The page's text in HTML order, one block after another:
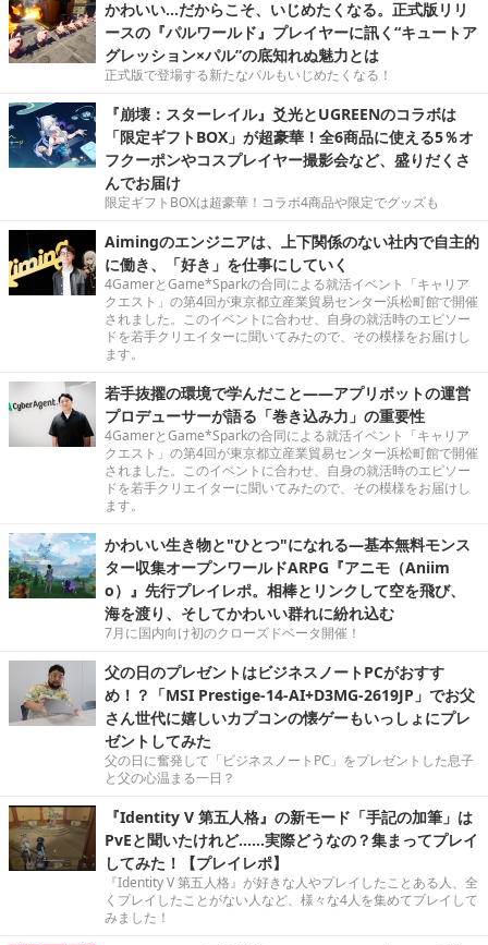
かわいい…だからこそ、いじめたくなる。正式版リリ
ースの『パルワールド』プレイヤーに訊く“キュートア
グレッション×パル”の底知れぬ魅力とは
正式版で登場する新たなパルもいじめたくなる！
『崩壊：スターレイル』爻光とUGREENのコラボは
「限定ギフトBOX」が超豪華！全6商品に使える5％オ
フクーポンやコスプレイヤー撮影会など、盛りだくさ
んでお届け
限定ギフトBOXは超豪華！コラボ4商品や限定でグッズも
Aimingのエンジニアは、上下関係のない社内で自主的
に働き、「好き」を仕事にしていく
4GamerとGame*Sparkの合同による就活イベント「キャリア
クエスト」の第4回が東京都立産業貿易センター浜松町館で開催
されました。このイベントに合わせ、自身の就活時のエピソー
ドを若手クリエイターに聞いてみたので、その模様をお届けし
ます。
若手抜擢の環境で学んだこと――アプリボットの運営
プロデューサーが語る「巻き込み力」の重要性
4GamerとGame*Sparkの合同による就活イベント「キャリア
クエスト」の第4回が東京都立産業貿易センター浜松町館で開催
されました。このイベントに合わせ、自身の就活時のエピソー
ドを若手クリエイターに聞いてみたので、その模様をお届けし
ます。
かわいい生き物と"ひとつ"になれる―基本無料モンス
ター収集オープンワールドARPG『アニモ（Aniim
o）』先行プレイレポ。相棒とリンクして空を飛び、
海を渡り、そしてかわいい群れに紛れ込む
7月に国内向け初のクローズドベータ開催！
父の日のプレゼントはビジネスノートPCがおすす
め！？「MSI Prestige-14-AI+D3MG-2619JP」でお父
さん世代に嬉しいカプコンの懐ゲーもいっしょにプレ
ゼントしてみた
父の日に奮発して「ビジネスノートPC」をプレゼントした息子
と父の心温まる一日？
『Identity V 第五人格』の新モード「手記の加筆」は
PvEと聞いたけれど……実際どうなの？集まってプレイ
してみた！【プレイレポ】
『Identity V 第五人格』が好きな人やプレイしたことある人、全
くプレイしたことがない人など、様々な4人を集めてプレイして
みました！